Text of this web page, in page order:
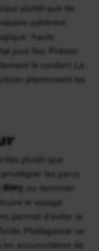
plutôt que de
cohérent
: hauts
puis îles. Prévoir
le confort. Le
pleinement les
plutôt que
les parcs
RN7 , ou terminer
le voyage
permet d’éviter la
Madagascar se
accumulation de